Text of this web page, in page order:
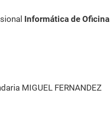
Informática de Oficina
MIGUEL FERNANDEZ